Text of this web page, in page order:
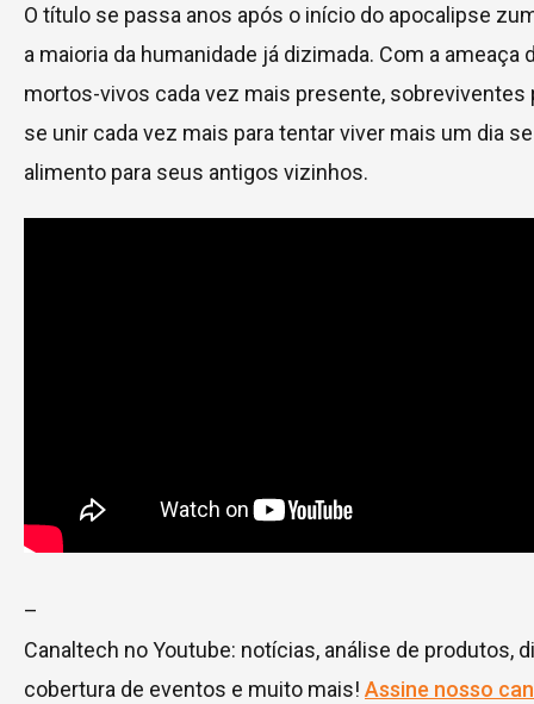
O título se passa anos após o início do apocalipse
a maioria da humanidade já dizimada. Com a ameaça
mortos-vivos cada vez mais presente, sobreviventes
se unir cada vez mais para tentar viver mais um dia
alimento para seus antigos vizinhos.
–
Canaltech no Youtube: notícias, análise de produtos,
cobertura de eventos e muito mais! Assine nosso